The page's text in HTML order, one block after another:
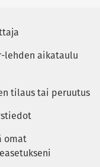
lehden aikataulu
tilaus tai peruutus
omat